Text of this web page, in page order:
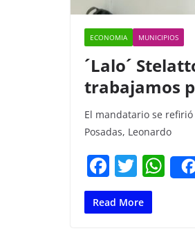
ECONOMIA MUNICIPIOS
´Lalo´
trabajamos
El mandatario se
Posadas, Leonardo
F
a
c
T
w
itt
W
h
Read More